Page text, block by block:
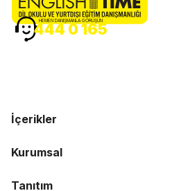
İçerikler
Kurumsal
Tanıtım
HEMEN DANIŞMANLA GÖRÜŞÜN
444 0 165